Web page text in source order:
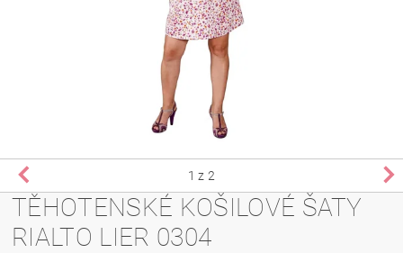
1 z 2
TĚHOTENSKÉ KOŠILOVÉ ŠATY
RIALTO LIER 0304